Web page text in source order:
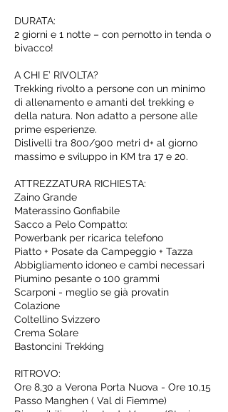
DURATA:
2 giorni e 1 notte – con pernotto in tenda o
bivacco!
A CHI E’ RIVOLTA?
Trekking rivolto a persone con un minimo
di allenamento e amanti del trekking e
della natura. Non adatto a persone alle
prime esperienze.
Dislivelli tra 800/900 metri d+ al giorno
massimo e sviluppo in KM tra 17 e 20.
ATTREZZATURA RICHIESTA:
Zaino Grande
Materassino Gonfiabile
Sacco a Pelo Compatto:
Powerbank per ricarica telefono
Piatto + Posate da Campeggio + Tazza
Abbigliamento idoneo e cambi necessari
Piumino pesante o 100 grammi
Scarponi - meglio se già provatin
Colazione
Coltellino Svizzero
Crema Solare
Bastoncini Trekking
RITROVO:
Ore 8,30 a Verona Porta Nuova - Ore 10,15
Passo Manghen ( Val di Fiemme)